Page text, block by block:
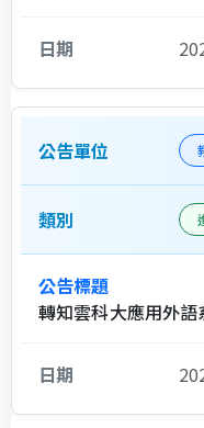
轉知雲科大應用外